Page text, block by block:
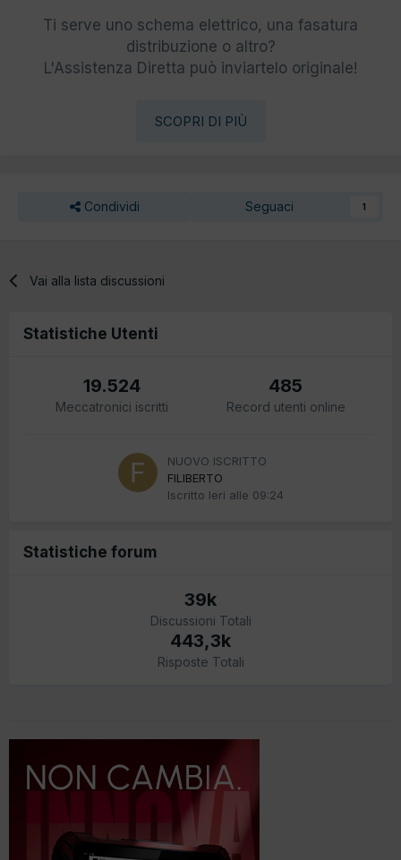
Ti serve uno schema elettrico, una fasatura
distribuzione o altro?
L'Assistenza Diretta può inviartelo originale!
SCOPRI DI PIÙ
Condividi Seguaci 1
Vai alla lista discussioni
Statistiche Utenti
19.524
Meccatronici iscritti
485
Record utenti online
NUOVO ISCRITTO
FILIBERTO
Iscritto Ieri alle 09:24
Statistiche forum
39k
Discussioni Totali
443,3k
Risposte Totali